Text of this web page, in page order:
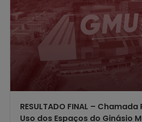
RESULTADO FINAL –
Uso dos Espaços do Ginásio